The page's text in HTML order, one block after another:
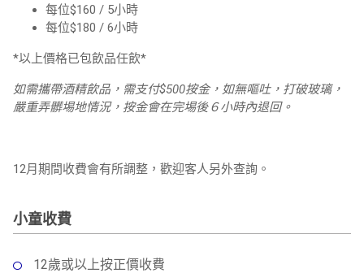
每位$160 / 5小時
每位$180 / 6小時
*以上價格已包飲品任飲*
如需攜帶酒精飲品，需支付$500按金，如無嘔吐，打破玻璃，
嚴重弄髒埸地情況，按金會在完埸後６小時內退回。
12月期間收費會有所調整，歡迎客人另外查詢。
小童收費
12歲或以上按正價收費